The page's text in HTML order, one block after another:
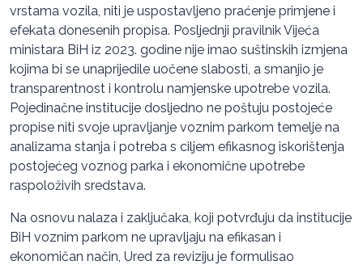
vrstama vozila, niti je uspostavljeno praćenje primjene i
efekata donesenih propisa. Posljednji pravilnik Vijeća
ministara BiH iz 2023. godine nije imao suštinskih izmjena
kojima bi se unaprijedile uočene slabosti, a smanjio je
transparentnost i kontrolu namjenske upotrebe vozila.
Pojedinačne institucije dosljedno ne poštuju postojeće
propise niti svoje upravljanje voznim parkom temelje na
analizama stanja i potreba s ciljem efikasnog iskorištenja
postojećeg voznog parka i ekonomične upotrebe
raspoloživih sredstava.
Na osnovu nalaza i zaključaka, koji potvrđuju da institucije
BiH voznim parkom ne upravljaju na efikasan i
ekonomičan način, Ured za reviziju je formulisao